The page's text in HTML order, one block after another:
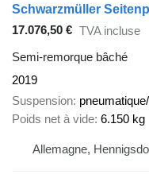
17.076,50 € TVA incluse
Semi-remorque bâché
2019
Suspension
Poids net à vide 6.150 kg
Allemagne,